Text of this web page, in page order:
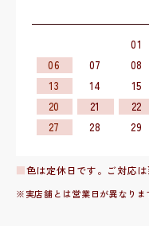
01
06
07 08
13
14 15
20
21 22
27
28 29
■色は定休日です。ご対応
※実店舗とは営業日が異なりま